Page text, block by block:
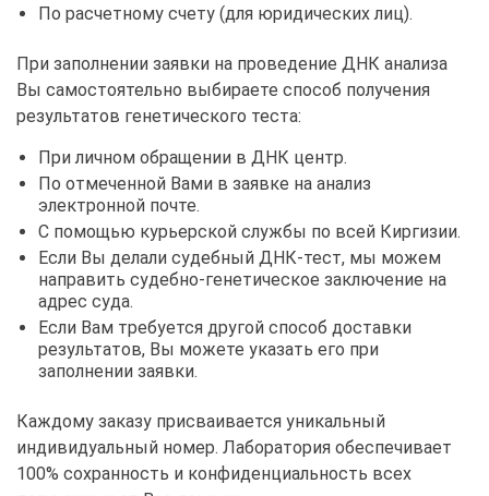
По расчетному счету (для юридических лиц).
При заполнении заявки на проведение ДНК анализа
Вы самостоятельно выбираете способ получения
результатов генетического теста:
При личном обращении в ДНК центр.
По отмеченной Вами в заявке на анализ
электронной почте.
С помощью курьерской службы по всей Киргизии.
Если Вы делали судебный ДНК-тест, мы можем
направить судебно-генетическое заключение на
адрес суда.
Если Вам требуется другой способ доставки
результатов, Вы можете указать его при
заполнении заявки.
Каждому заказу присваивается уникальный
индивидуальный номер. Лаборатория обеспечивает
100% сохранность и конфиденциальность всех